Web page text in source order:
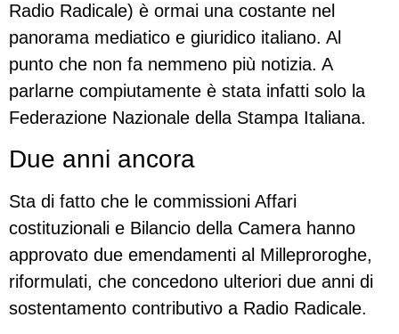
Radio Radicale) è ormai una costante nel
panorama mediatico e giuridico italiano. Al
punto che non fa nemmeno più notizia. A
parlarne compiutamente è stata infatti solo la
Federazione Nazionale della Stampa Italiana.
Due anni ancora
Sta di fatto che le commissioni Affari
costituzionali e Bilancio della Camera hanno
approvato due emendamenti al Milleproroghe,
riformulati, che concedono ulteriori due anni di
sostentamento contributivo a Radio Radicale.